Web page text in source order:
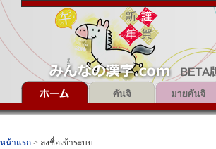
หน้าแรก > ลงชื่อเข้าระบบ